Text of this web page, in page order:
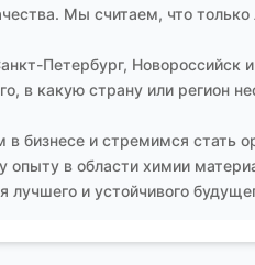
Мы считаем, что
Петербург, Новороссийск
в какую страну или регион
и стремимся стать
в области химии
и устойчивого